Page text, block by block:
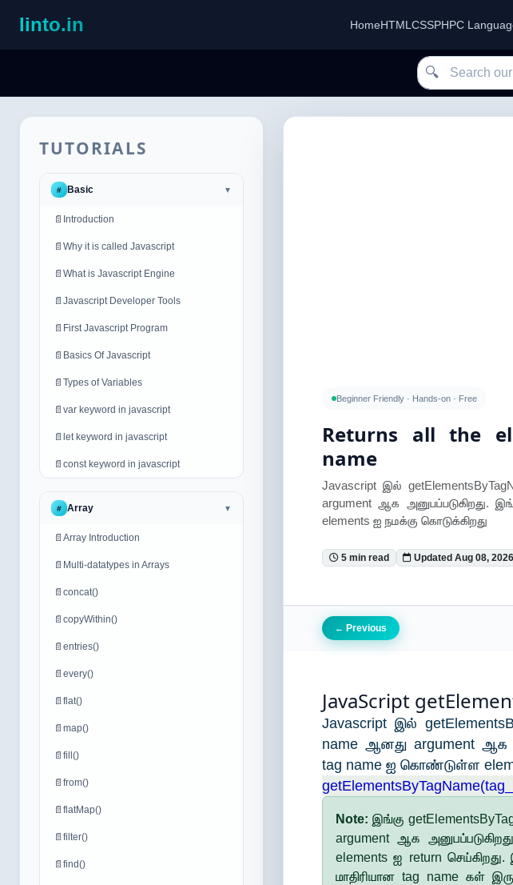
linto.in HomeHTML CSSPHPC
Search our
🔍
TUTORIALS
# Basic ▼
📄 Introduction
📄 Why it is called Javascript
📄 What is Javascript Engine
📄 Javascript Developer Tools
📄 First Javascript Program
📄 Basics Of Javascript
📄 Types of Variables
📄 var keyword in javascript
📄 let keyword in javascript
📄 const keyword in javascript
# Array ▼
📄 Array Introduction
📄 Multi-datatypes in Arrays
📄 concat()
📄 copyWithin()
📄 entries()
📄 every()
📄 flat()
📄 map()
📄 fill()
📄 from()
📄 flatMap()
📄 filter()
📄 find()
Beginner Friendly · Hands-on · Free
Returns all the
name
Javascript இல்
argument ஆக அனுபப்படுகிறது.
elements ஐ நமக்கு கொடுக்கிறது
5 min read Updated Aug 08, 2026
← Previous
JavaScript
Javascript இல்
name ஆனது argument ஆக
tag name ஐ கொண்டுள்ள
Note: இங்கு
argument ஆக
elements ஐ return
மாதிரியான tag name கள்